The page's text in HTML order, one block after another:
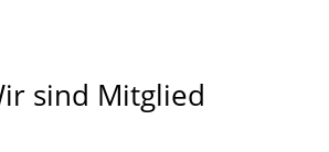
sind Mitglied